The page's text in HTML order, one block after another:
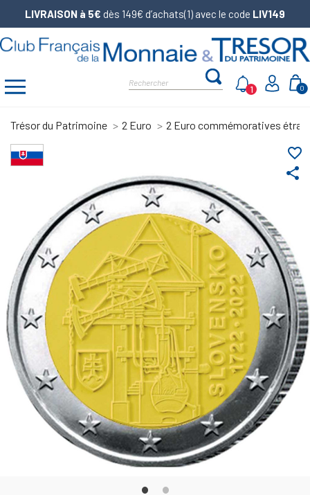
LIVRAISON à 5€ dès 149€ d’achats(1) avec le code LIV149
0
1
Trésor du Patrimoine 2 Euro 2 Euro commémoratives
share
favorite_border